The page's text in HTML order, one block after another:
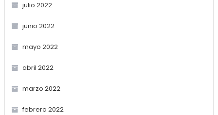
julio 2022
junio 2022
mayo 2022
abril 2022
marzo 2022
febrero 2022